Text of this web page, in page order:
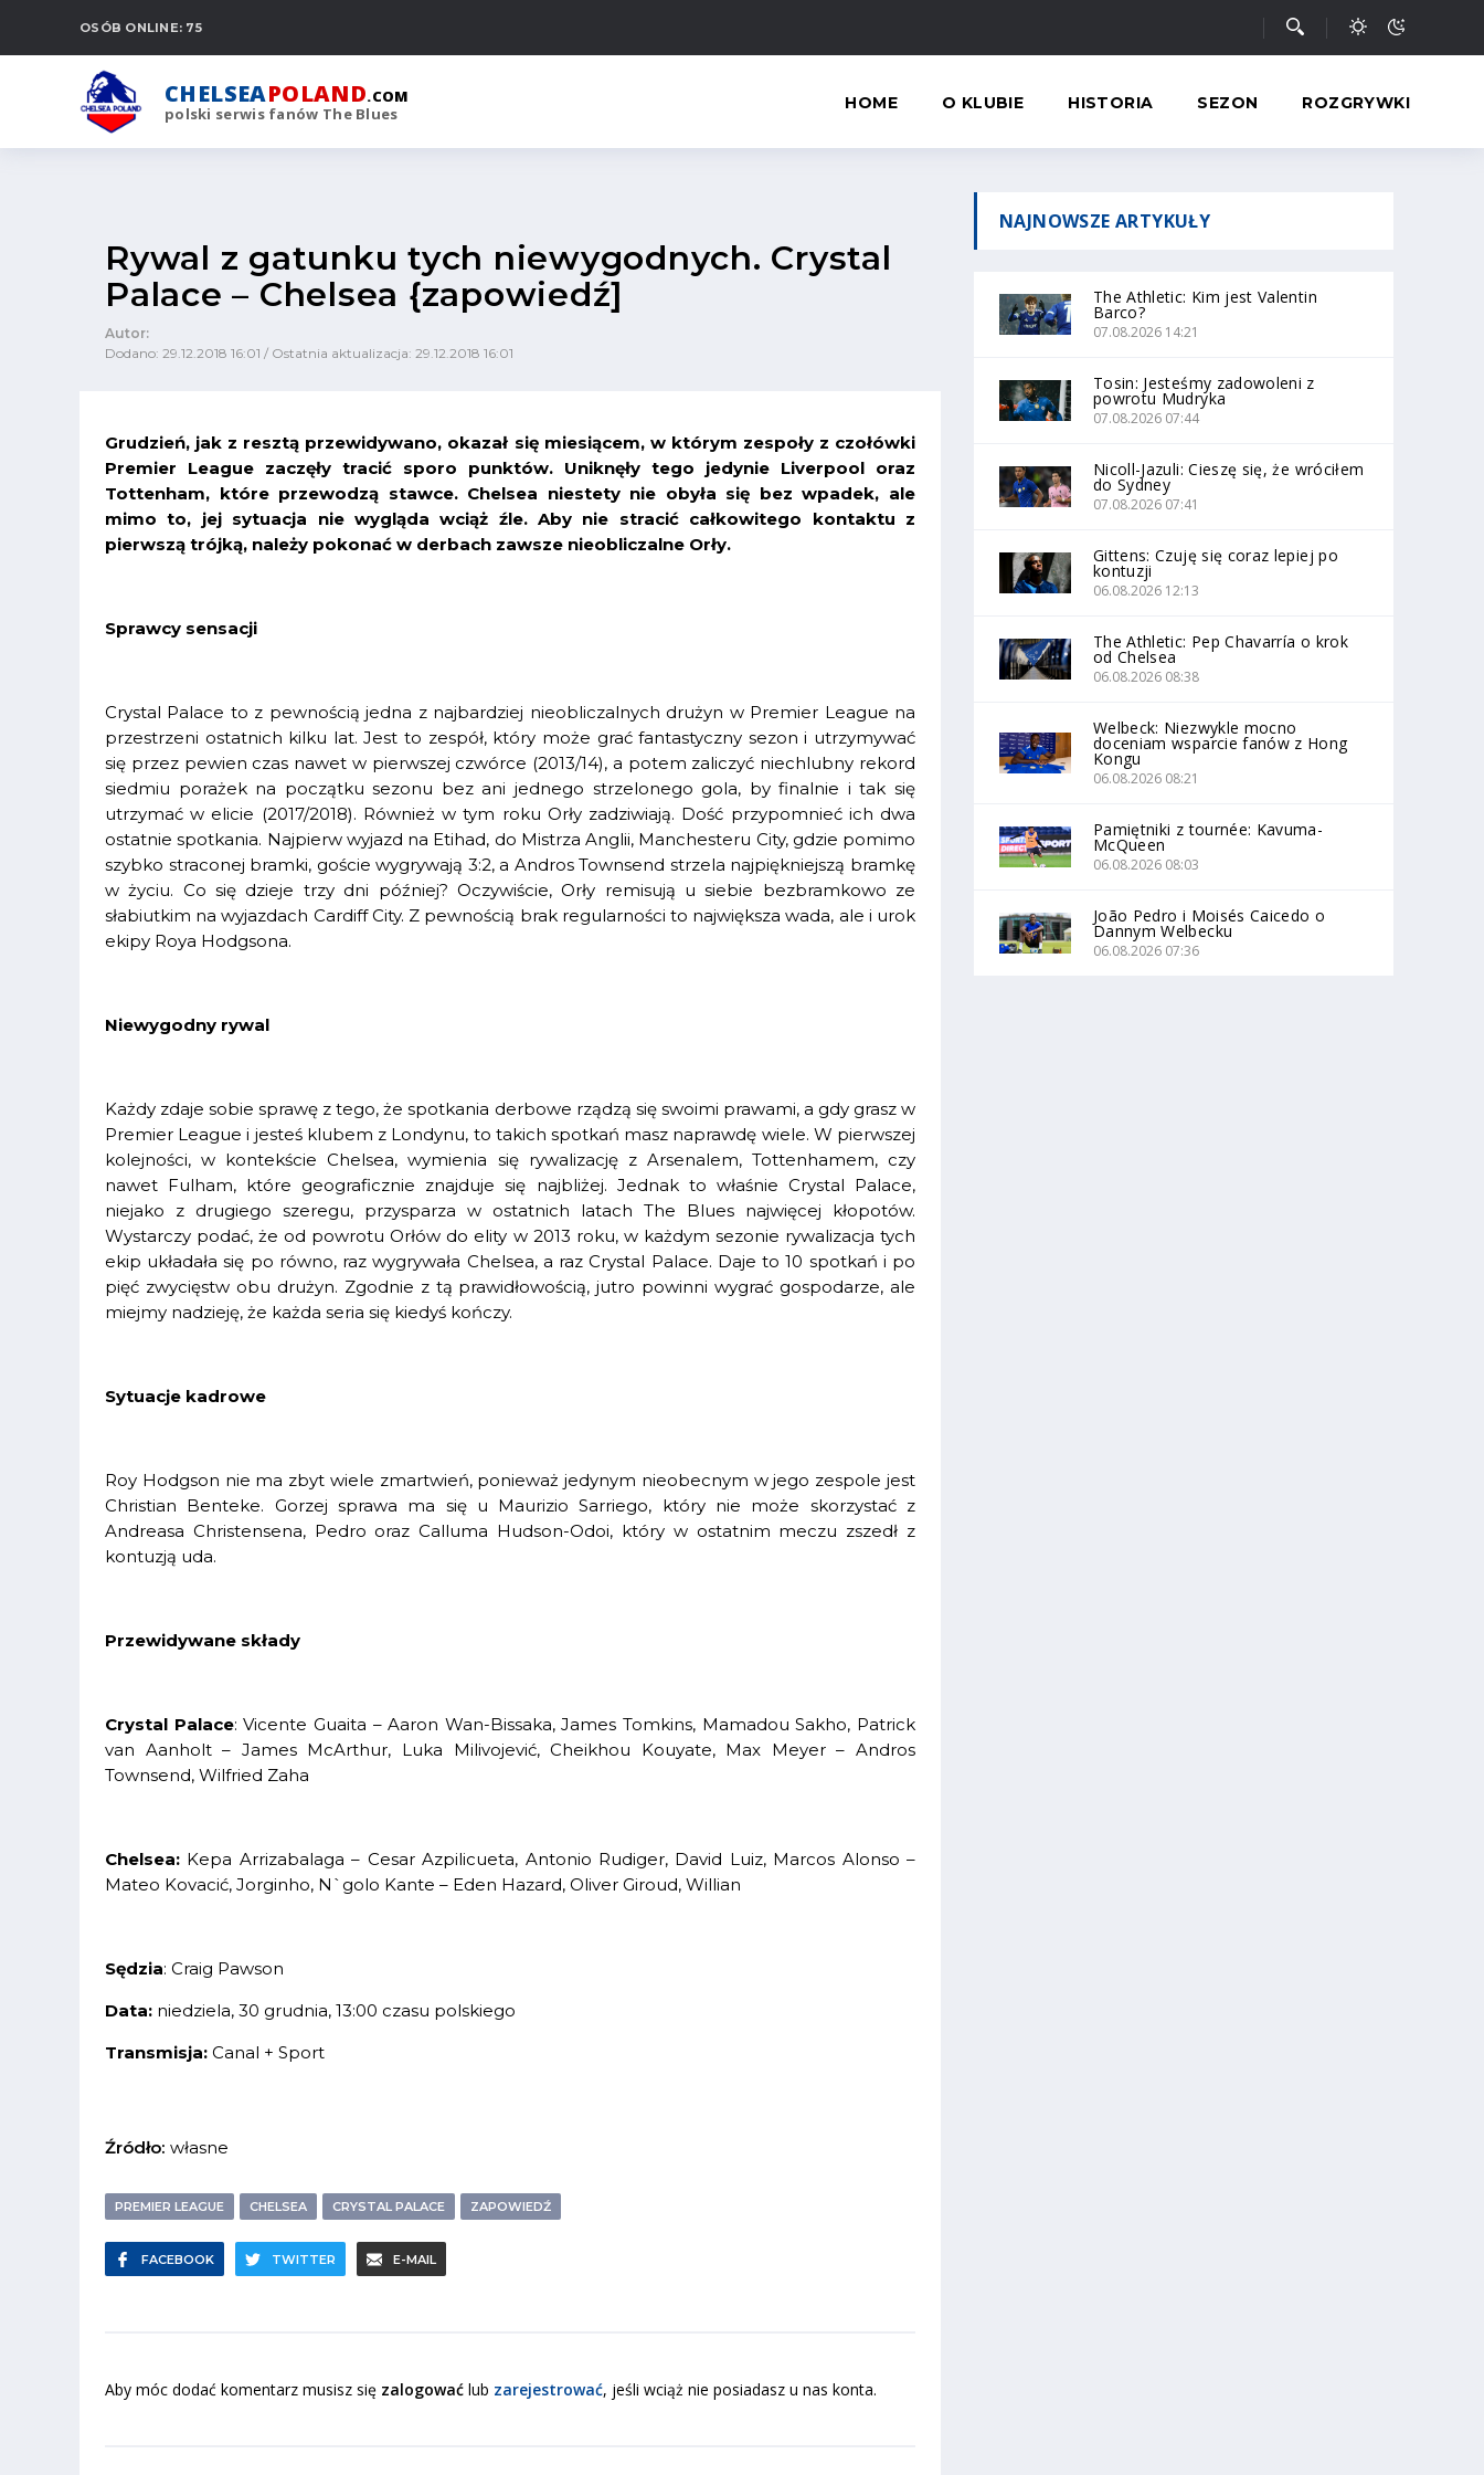
OSÓB ONLINE: 75
CHELSEAPOLAND.COM
polski serwis fanów The Blues
HOME O KLUBIE HISTORIA SEZON ROZGRYWKI
Rywal z gatunku tych niewygodnych. Crystal
Palace – Chelsea {zapowiedź]
Autor:
Dodano: 29.12.2018 16:01 / Ostatnia aktualizacja: 29.12.2018 16:01
Grudzień, jak z resztą przewidywano, okazał się miesiącem, w którym zespoły z czołówki
Premier League zaczęły tracić sporo punktów. Uniknęły tego jedynie Liverpool oraz
Tottenham, które przewodzą stawce. Chelsea niestety nie obyła się bez wpadek, ale
mimo to, jej sytuacja nie wygląda wciąż źle. Aby nie stracić całkowitego kontaktu z
pierwszą trójką, należy pokonać w derbach zawsze nieobliczalne Orły.
Sprawcy sensacji
Crystal Palace to z pewnością jedna z najbardziej nieobliczalnych drużyn w Premier League na
przestrzeni ostatnich kilku lat. Jest to zespół, który może grać fantastyczny sezon i utrzymywać
się przez pewien czas nawet w pierwszej czwórce (2013/14), a potem zaliczyć niechlubny rekord
siedmiu porażek na początku sezonu bez ani jednego strzelonego gola, by finalnie i tak się
utrzymać w elicie (2017/2018). Również w tym roku Orły zadziwiają. Dość przypomnieć ich dwa
ostatnie spotkania. Najpierw wyjazd na Etihad, do Mistrza Anglii, Manchesteru City, gdzie pomimo
szybko straconej bramki, goście wygrywają 3:2, a Andros Townsend strzela najpiękniejszą bramkę
w życiu. Co się dzieje trzy dni później? Oczywiście, Orły remisują u siebie bezbramkowo ze
słabiutkim na wyjazdach Cardiff City. Z pewnością brak regularności to największa wada, ale i urok
ekipy Roya Hodgsona.
Niewygodny rywal
Każdy zdaje sobie sprawę z tego, że spotkania derbowe rządzą się swoimi prawami, a gdy grasz w
Premier League i jesteś klubem z Londynu, to takich spotkań masz naprawdę wiele. W pierwszej
kolejności, w kontekście Chelsea, wymienia się rywalizację z Arsenalem, Tottenhamem, czy
nawet Fulham, które geograficznie znajduje się najbliżej. Jednak to właśnie Crystal Palace,
niejako z drugiego szeregu, przysparza w ostatnich latach The Blues najwięcej kłopotów.
Wystarczy podać, że od powrotu Orłów do elity w 2013 roku, w każdym sezonie rywalizacja tych
ekip układała się po równo, raz wygrywała Chelsea, a raz Crystal Palace. Daje to 10 spotkań i po
pięć zwycięstw obu drużyn. Zgodnie z tą prawidłowością, jutro powinni wygrać gospodarze, ale
miejmy nadzieję, że każda seria się kiedyś kończy.
Sytuacje kadrowe
Roy Hodgson nie ma zbyt wiele zmartwień, ponieważ jedynym nieobecnym w jego zespole jest
Christian Benteke. Gorzej sprawa ma się u Maurizio Sarriego, który nie może skorzystać z
Andreasa Christensena, Pedro oraz Calluma Hudson-Odoi, który w ostatnim meczu zszedł z
kontuzją uda.
Przewidywane składy
Crystal Palace: Vicente Guaita – Aaron Wan-Bissaka, James Tomkins, Mamadou Sakho, Patrick
van Aanholt – James McArthur, Luka Milivojević, Cheikhou Kouyate, Max Meyer – Andros
Townsend, Wilfried Zaha
Chelsea: Kepa Arrizabalaga – Cesar Azpilicueta, Antonio Rudiger, David Luiz, Marcos Alonso –
Mateo Kovacić, Jorginho, N`golo Kante – Eden Hazard, Oliver Giroud, Willian
Sędzia: Craig Pawson
Data: niedziela, 30 grudnia, 13:00 czasu polskiego
Transmisja: Canal + Sport
Źródło: własne
PREMIER LEAGUE CHELSEA CRYSTAL PALACE ZAPOWIEDŹ
FACEBOOK TWITTER E-MAIL
Aby móc dodać komentarz musisz się zalogować lub zarejestrować, jeśli wciąż nie posiadasz u nas konta.
NAJNOWSZEARTYKUŁY
The Athletic: Kim jest Valentin
Barco?
07.08.2026 14:21
Tosin: Jesteśmy zadowoleni z
powrotu Mudryka
07.08.2026 07:44
Nicoll-Jazuli: Cieszę się, że wróciłem
do Sydney
07.08.2026 07:41
Gittens: Czuję się coraz lepiej po
kontuzji
06.08.2026 12:13
The Athletic: Pep Chavarría o krok
od Chelsea
06.08.2026 08:38
Welbeck: Niezwykle mocno
doceniam wsparcie fanów z Hong
Kongu
06.08.2026 08:21
Pamiętniki z tournée: Kavuma-
McQueen
06.08.2026 08:03
João Pedro i Moisés Caicedo o
Dannym Welbecku
06.08.2026 07:36